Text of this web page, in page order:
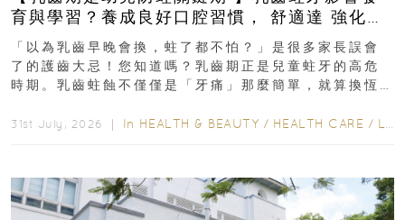
育與學習？養成良好口腔習慣， 舒適達 強化琺
瑯質 兒童牙膏防護指南
「以為乳齒早晚會換，蛀了都不怕？」是很多家長誤會
了的護齒大忌！您知道嗎？乳齒期正是兒童蛀牙的高危
時期。乳齒蛀蝕不僅僅是「牙痛」那麼簡單，就算換恆
31st July, 2026 ｜ In HEALTH & BEAUTY / HEALTH CARE / LIFESTYLE